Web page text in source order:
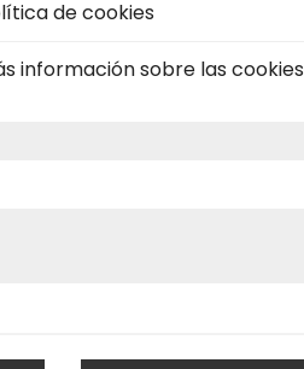
de cookies
información sobre las cookies